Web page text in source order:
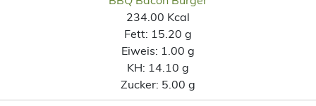
234.00 Kcal
Fett: 15.20 g
Eiweis: 1.00 g
KH: 14.10 g
Zucker: 5.00 g